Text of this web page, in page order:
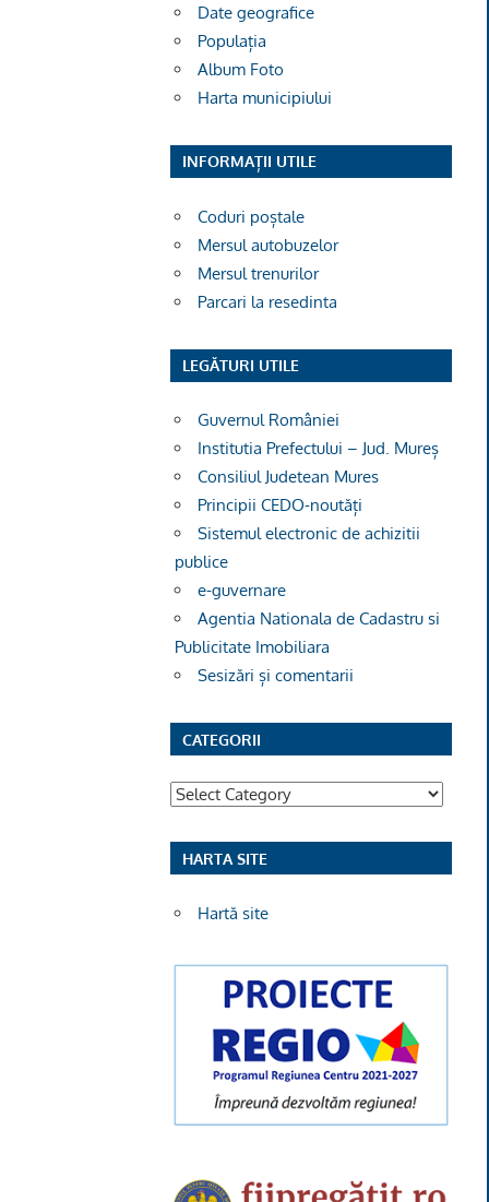
Date geografice
Populația
Album Foto
Harta municipiului
INFORMAȚII UTILE
Coduri poștale
Mersul autobuzelor
Mersul trenurilor
Parcari la resedinta
LEGĂTURI UTILE
Guvernul României
Institutia Prefectului – Jud. Mureș
Consiliul Judetean Mures
Principii CEDO-noutăți
Sistemul electronic de achizitii
publice
e-guvernare
Agentia Nationala de Cadastru si
Publicitate Imobiliara
Sesizări și comentarii
CATEGORII
Categorii
HARTA SITE
Hartă site